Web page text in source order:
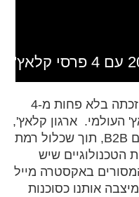
התרגשנו לגלות שאקסטרה מייל זכתה בלא פחות מ-4
מארגון קלאץ' העולמי. ארגון קלאץ',
מדרג ומבקר חברות שיווק ופרסום B2B, תוך שכלול רמת
הטכנולוגיים שיש
באקסטרה מייל
אותנו כסוכנות